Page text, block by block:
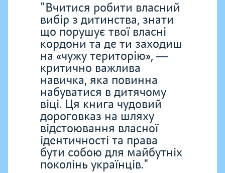
"Вчитися робити власний
вибір з дитинства, знати
що порушує твої власні
кордони та де ти заходиш
на «чужу територію», ―
критично важлива
навичка, яка повинна
набуватися в дитячому
віці. Ця книга чудовий
дороговказ на шляху
відстоювання власної
ідентичності та права
бути собою для майбутніх
поколінь українців."